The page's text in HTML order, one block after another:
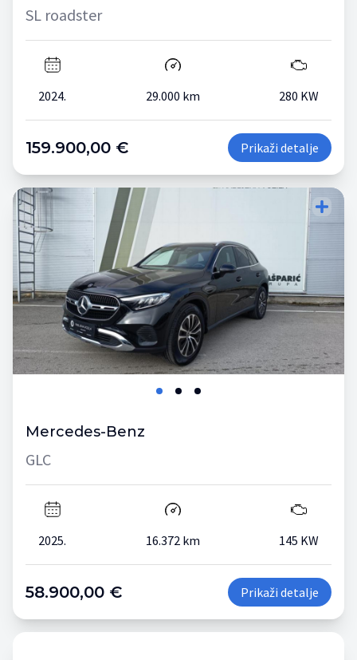
SL roadster
2024. 29.000 km 280 KW
159.900,00 € Prikaži detalje
Mercedes-Benz
GLC
2025. 16.372 km 145 KW
58.900,00 € Prikaži detalje